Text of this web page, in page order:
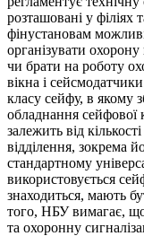
розташовані у філіях
фінустановам
організувати охорону
чи брати на роботу
вікна і
класу сейфу, в якому
обладнання сейфової
залежить від
відділення, зокрема
стандартному
використовується
знаходиться, мають
того, НБУ вимагає,
та охоронну